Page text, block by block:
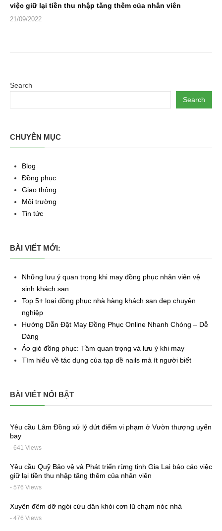
việc giữ lại tiền thu nhập tăng thêm của nhân viên
21/09/2022
Search
Search
CHUYÊN MỤC
Blog
Đồng phục
Giao thông
Môi trường
Tin tức
BÀI VIẾT MỚI:
Những lưu ý quan trọng khi may đồng phục nhân viên vệ
sinh khách sạn
Top 5+ loại đồng phục nhà hàng khách sạn đẹp chuyên
nghiệp
Hướng Dẫn Đặt May Đồng Phục Online Nhanh Chóng – Dễ
Dàng
Áo gió đồng phục: Tầm quan trọng và lưu ý khi may
Tìm hiểu về tác dụng của tạp dề nails mà ít người biết
BÀI VIẾT NỔI BẬT
Yêu cầu Lâm Đồng xử lý dứt điểm vi phạm ở Vườn thượng uyển
bay
- 641 Views
Yêu cầu Quỹ Bảo vệ và Phát triển rừng tỉnh Gia Lai báo cáo việc
giữ lại tiền thu nhập tăng thêm của nhân viên
- 576 Views
Xuyên đêm dỡ ngói cứu dân khỏi cơn lũ chạm nóc nhà
- 476 Views